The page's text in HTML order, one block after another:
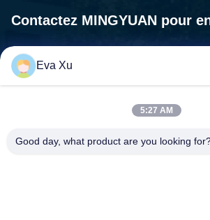
Contactez MINGYUAN pour
Nous ne sommes pas seulement un
nous sommes votre partenaire, votre Les
mission.
Adresse:N° 1588, rue Huaming, rue
Eva Xu
5:27 AM
Good day, what product are you looking